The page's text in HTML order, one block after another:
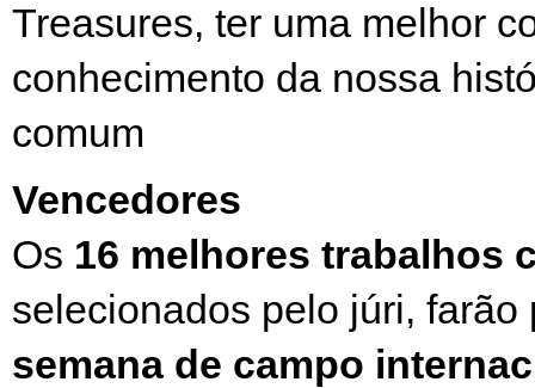
Treasures, ter uma melhor
conhecimento da nossa
comum
Vencedores
Os 16 melhores trabalhos
selecionados pelo júri,
semana de campo